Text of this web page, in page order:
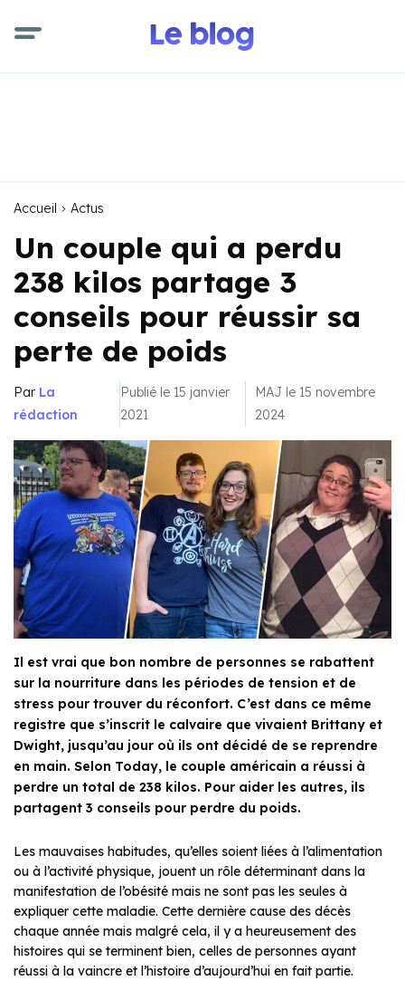
Accueil Actus
Un couple qui a perdu
238 kilos partage 3
conseils pour réussir sa
perte de poids
Par La
rédaction
Publié le 15 janvier
2021
MAJ le 15 novembre
2024
Il est vrai que bon nombre de personnes se rabattent
sur la nourriture dans les périodes de tension et de
stress pour trouver du réconfort. C’est dans ce même
registre que s’inscrit le calvaire que vivaient Brittany et
Dwight, jusqu’au jour où ils ont décidé de se reprendre
en main. Selon Today, le couple américain a réussi à
perdre un total de 238 kilos. Pour aider les autres, ils
partagent 3 conseils pour perdre du poids.
Les mauvaises habitudes, qu’elles soient liées à l’alimentation
ou à l’activité physique, jouent un rôle déterminant dans la
manifestation de l’obésité mais ne sont pas les seules à
expliquer cette maladie. Cette dernière cause des décès
chaque année mais malgré cela, il y a heureusement des
histoires qui se terminent bien, celles de personnes ayant
réussi à la vaincre et l’histoire d’aujourd’hui en fait partie.